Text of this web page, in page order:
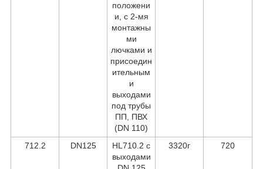
положени
и, с 2-мя
монтажны
ми
лючками и
присоедин
ительным
и
выходами
под трубы
ПП, ПВХ
(DN 110)
712.2 DN125
HL710.2 с
выходами
3320г 720